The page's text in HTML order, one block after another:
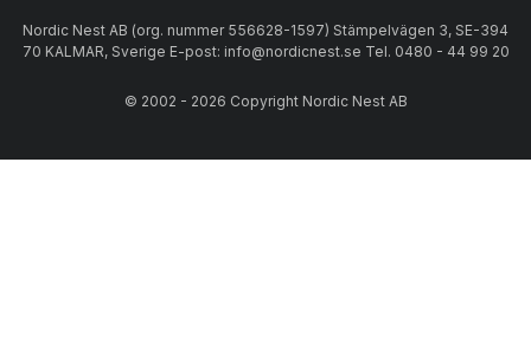
Nordic Nest AB (org. nummer 556628-1597) Stämpelvägen 3, SE-394
70 KALMAR, Sverige E-post: info@nordicnest.se Tel. 0480 - 44 99 20
© 2002 - 2026 Copyright Nordic Nest AB